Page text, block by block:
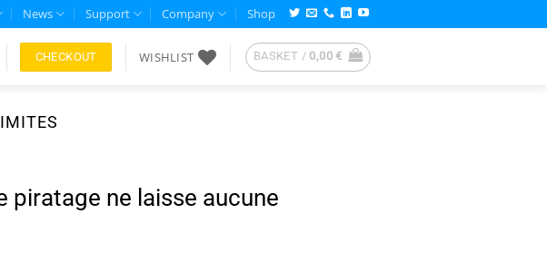
News Support Company Shop
CHECKOUT WISHLIST BASKET / 0,00€
piratage ne laisse aucune